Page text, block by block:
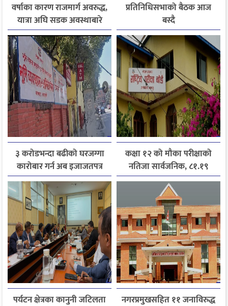
वर्षाका कारण राजमार्ग अवरुद्ध,
यात्रा अघि सडक अवस्थाबारे
जानकारी लिन आग्रह
प्रतिनिधिसभाको बैठक आज
बस्दै
३ करोडभन्दा बढीको घरजग्गा
कारोबार गर्न अब इजाजतपत्र
अनिवार्य
कक्षा १२ को मौका परीक्षाको
नतिजा सार्वजनिक, ८१.१९
प्रतिशत विद्यार्थी उत्तीर्ण
पर्यटन क्षेत्रका कानुनी जटिलता
नगरप्रमुखसहित ११ जनाविरुद्ध